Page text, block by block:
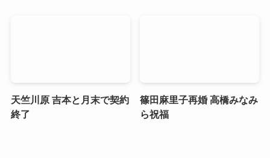
天竺川原 吉本と月末で契約
終了
篠田麻里子再婚 高橋みなみ
ら祝福